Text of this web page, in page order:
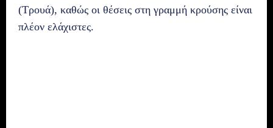
(Τρουά), καθώς οι θέσεις στη γραμμή κρούσης είναι
πλέον ελάχιστες.